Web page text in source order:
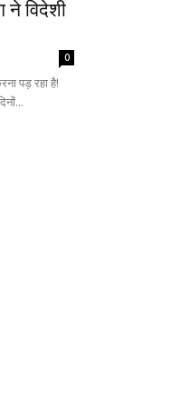
ने विदेशी
0
पड़ रहा है!